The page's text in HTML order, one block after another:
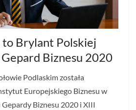
to Brylant Polskiej
Biznesu 2020
Podlaskim została
Europejskiego Biznesu w
Biznesu 2020 i XIII